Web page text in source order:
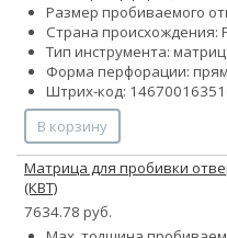
Размер пробиваемого
Страна происхождения:
Тип инструмента:
Форма перфорации:
Штрих-код:
В корзину
Матрица для пробивки
(КВТ)
7634.78 руб.